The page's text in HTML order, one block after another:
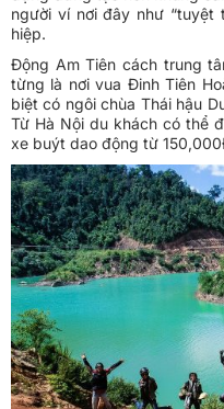
người ví nơi đây như “tuyệt
hiệp.
Động Am Tiên cách trung
từng là nơi vua Đinh Tiên
biệt có ngôi chùa Thái hậu
Từ Hà Nội du khách có thể
xe buýt dao động từ